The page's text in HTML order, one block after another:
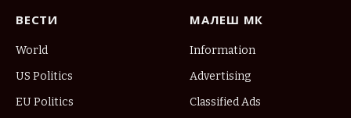
ВЕСТИ
World
US Politics
EU Politics
МАЛЕШ МК
Information
Advertising
Classified Ads